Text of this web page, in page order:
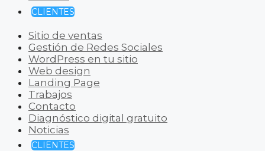
CLIENTES
Sitio de ventas
Gestión de Redes Sociales
WordPress en tu sitio
Web design
Landing Page
Trabajos
Contacto
Diagnóstico digital gratuito
Noticias
CLIENTES